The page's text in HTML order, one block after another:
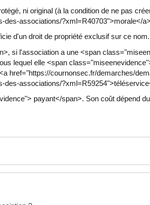
ni original (à la condition de ne pas
des-associations/?xml=R40703">morale</
d'un droit de propriété exclusif sur ce nom.
si l'association a une <span
lequel elle <span
href="https://cournonsec.fr/demarches/
associations/
payant</span>. Son coût dépend